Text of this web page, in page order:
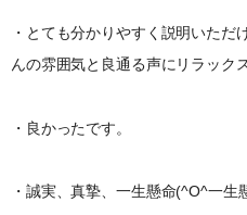
・とても分かりやすく説明いただ
んの雰囲気と良通る声にリラック
・良かったです。
・誠実、真摯、一生懸命(^O^一